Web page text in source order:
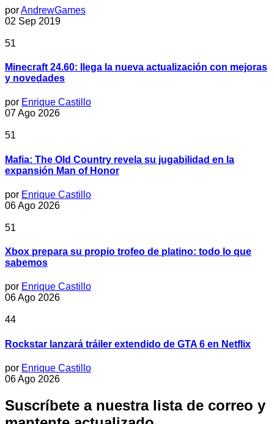
porAndrewGames
02 Sep 2019
51
Minecraft 24.60: llega la nueva actualización con mejoras
y novedades
por Enrique Castillo
07 Ago 2026
51
Mafia: The Old Country revela su jugabilidad en la
expansión Man of Honor
por Enrique Castillo
06 Ago 2026
51
Xbox prepara su propio trofeo de platino: todo lo que
sabemos
por Enrique Castillo
06 Ago 2026
44
Rockstar lanzará tráiler extendido de GTA 6 en Netflix
por Enrique Castillo
06 Ago 2026
Suscríbete a nuestra lista de correo y